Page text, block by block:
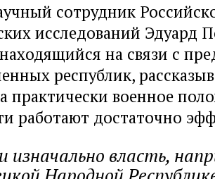
сотрудник
исследований Эдуард
на связи с
республик,
практически военное
работают достаточно
изначально власть,